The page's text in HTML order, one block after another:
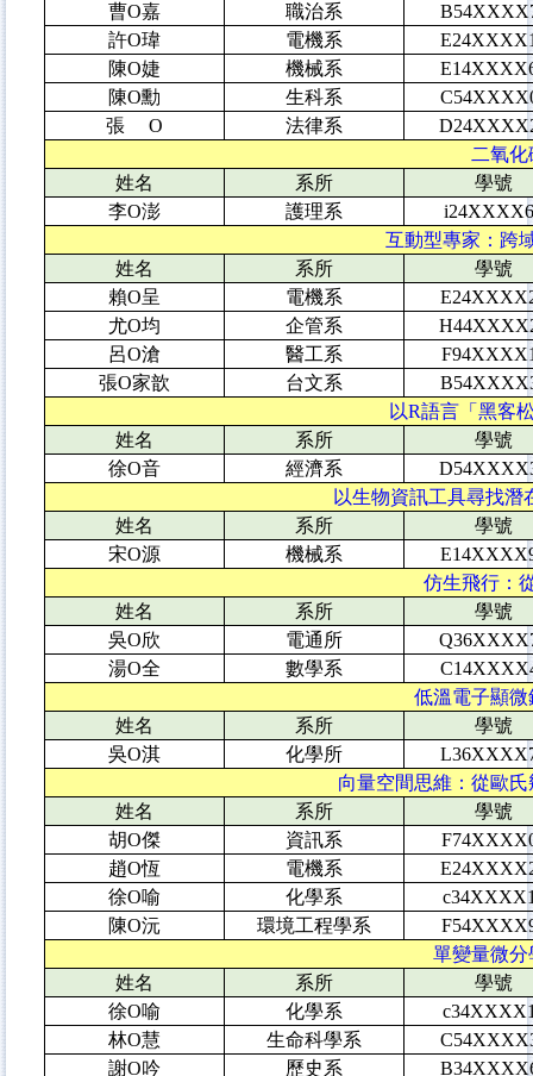
曹O嘉
職治系
許O瑋
電機系
陳O婕
機械系
陳O勳
生科系
張 O
法律系
二氧
姓名
系所
學號
李O澎
護理系
互動型專家：跨
姓名
系所
學號
賴O呈
電機系
尤O均
企管系
呂O滄
醫工系
張O家歆
台文系
以R語言「黑客
姓名
系所
學號
徐O音
經濟系
以生物資訊工具尋找潛
姓名
系所
學號
宋O源
機械系
仿生飛行：
姓名
系所
學號
吳O欣
電通所
湯O全
數學系
低溫電子顯微
姓名
系所
學號
吳O淇
化學所
向量空間思維：從歐
姓名
系所
學號
胡O傑
資訊系
趙O恆
電機系
徐O喻
化學系
陳O沅
環境工程學系
單變量微分
姓名
系所
學號
徐O喻
化學系
林O慧
生命科學系
謝O吟
歷史系